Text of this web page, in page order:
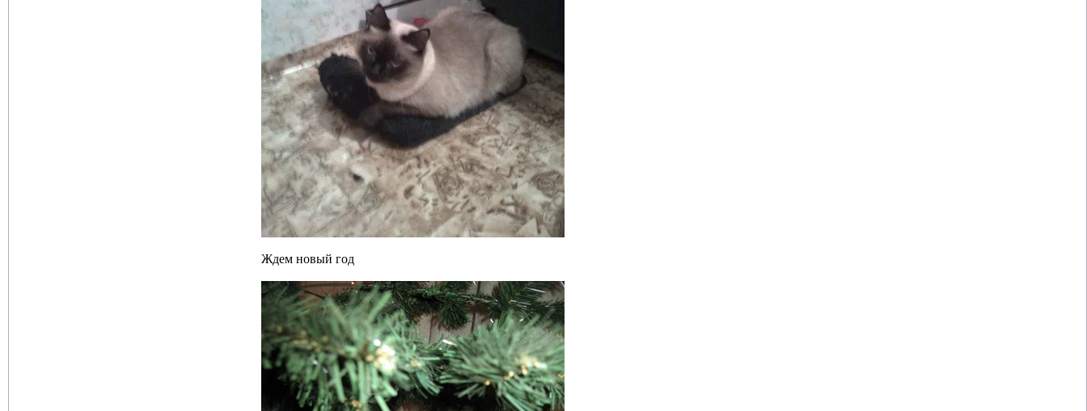
Ждем новый год